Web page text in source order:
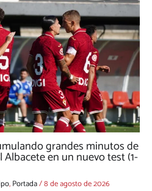
grandes minutos de
en un nuevo test (1-
,Portada/8 de agosto de 2026